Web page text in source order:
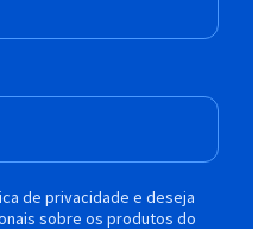
de privacidade e deseja
sobre os produtos do